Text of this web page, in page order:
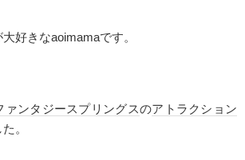
好きなaoimamaです。
ァンタジースプリングスのアトラクション
。